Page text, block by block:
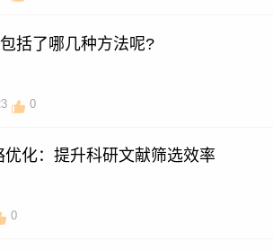
括了哪几种方法呢?
0
优化：提升科研文献筛选效率
0